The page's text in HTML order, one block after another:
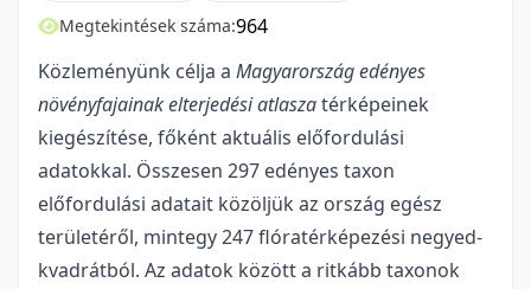
Megtekintések száma:964
Közleményünk célja a Magyarország edényes
növényfajainak elterjedési atlaszatérképeinek
kiegészítése, főként aktuális előfordulási
adatokkal. Összesen 297 edényes taxon
előfordulási adatait közöljük az ország egész
területéről, mintegy 247 flóratérképezési negyed-
kvadrátból. Az adatok között a ritkább taxonok